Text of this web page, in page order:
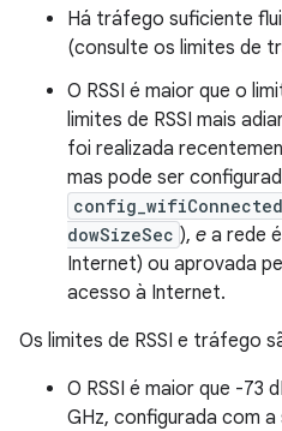
Há tráfego suficiente
(consulte os limites de
O RSSI é maior que o
limites de RSSI mais
foi realizada
mas pode ser
dowSizeSec ), e a rede
Internet) ou aprovada
acesso à Internet.
Os limites de RSSI e tráfego
O RSSI é maior que -73
GHz, configurada com